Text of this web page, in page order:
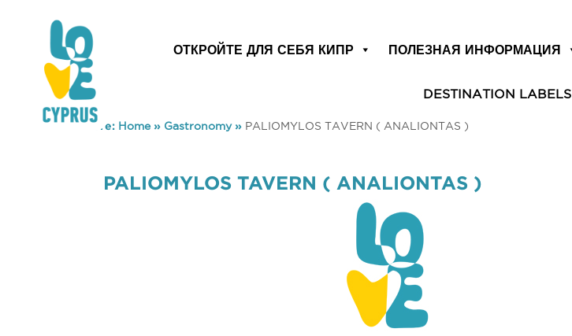
ОТКРОЙТЕ ДЛЯ СЕБЯ КИПР ПОЛЕЗНАЯ ИНФОРМАЦИЯ
DESTINATION LABELS
You are here: Home» Gastronomy» PALIOMYLOS TAVERN ( ANALIONTAS )
PALIOMYLOS TAVERN ( ANALIONTAS )